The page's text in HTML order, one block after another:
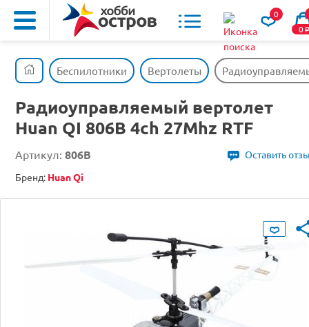
0
0o
Беспилотники Вертолеты
Радиоуправляемый вертолет
Huan QI 806B 4ch 27Mhz RTF
Артикул: 806B
Оставить
Бренд: Huan Qi